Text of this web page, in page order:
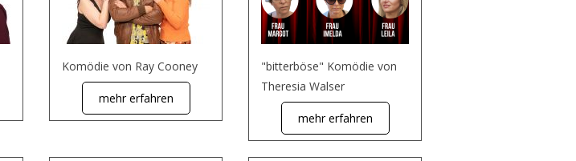
Komödie von Ray Cooney
mehr erfahren
"bitterböse" Komödie von
Theresia Walser
mehr erfahren